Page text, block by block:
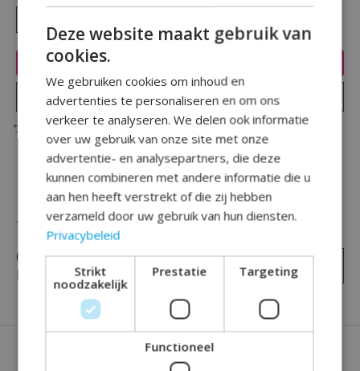
Toevoegen aan winkelwagen
Plaats bestelling
Toevoegen om te vergelijken
Reviews (0)
0 sterren op basis van0
beoordelingen
Je beoordeling toevoegen
Deze website maakt gebruik van
cookies.
We gebruiken cookies om inhoud en
advertenties te personaliseren en om ons
verkeer te analyseren. We delen ook informatie
over uw gebruik van onze site met onze
advertentie- en analysepartners, die deze
kunnen combineren met andere informatie die u
aan hen heeft verstrekt of die zij hebben
verzameld door uw gebruik van hun diensten.
Privacybeleid
Strikt
noodzakelijk
Prestatie Targeting
Functioneel